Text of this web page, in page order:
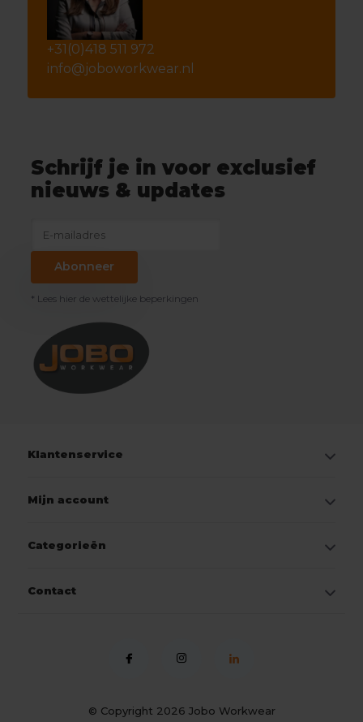
+31(0)418 511 972
info@joboworkwear.nl
Schrijf je in voor exclusief
nieuws & updates
Abonneer
* Lees hier de wettelijke beperkingen
Klantenservice
Mijn account
Categorieën
Contact
© Copyright 2026 Jobo Workwear